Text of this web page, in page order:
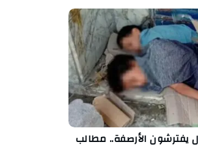
يفترشون الأرصفة.. مطالب